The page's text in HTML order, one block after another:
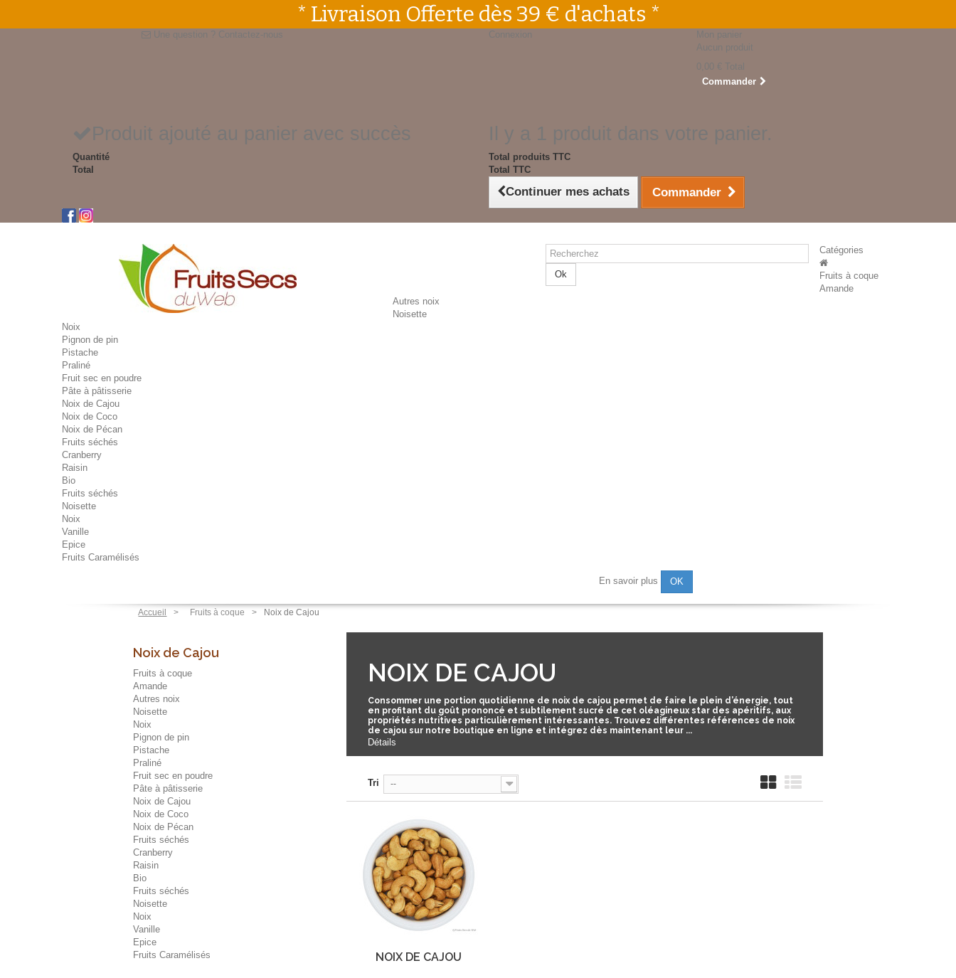
* Livraison Offerte dès 39 € d'achats *
Une question ? Contactez-nous Connexion
Mon panier
Aucun produit
0,00 € Total
Commander
Produit ajouté au panier avec succès
Quantité
Total
Il y a 1 produit dans votre panier.
Total produits TTC
Total TTC
Continuer mes achats Commander
Ok
Catégories
Fruits à coque
Amande
Autres noix
Noisette
Noix
Pignon de pin
Pistache
Praliné
Fruit sec en poudre
Pâte à pâtisserie
Noix de Cajou
Noix de Coco
Noix de Pécan
Fruits séchés
Cranberry
Raisin
Bio
Fruits séchés
Noisette
Noix
Vanille
Epice
Fruits Caramélisés
En savoir plus OK
Accueil Fruits à coque Noix de Cajou
Noix de Cajou
Fruits à coque
Amande
Autres noix
Noisette
Noix
Pignon de pin
Pistache
Praliné
Fruit sec en poudre
Pâte à pâtisserie
Noix de Cajou
Noix de Coco
Noix de Pécan
Fruits séchés
Cranberry
Raisin
Bio
Fruits séchés
Noisette
Noix
Vanille
Epice
Fruits Caramélisés
NOIX DE CAJOU
Consommer une portion quotidienne de noix de cajou permet de faire le plein d’énergie, tout
en profitant du goût prononcé et subtilement sucré de cet oléagineux star des apéritifs, aux
propriétés nutritives particulièrement intéressantes. Trouvez différentes références de noix
de cajousur notre boutique en ligne et intégrez dès maintenant leur ...
Détails
Tri --
NOIX DE CAJOU